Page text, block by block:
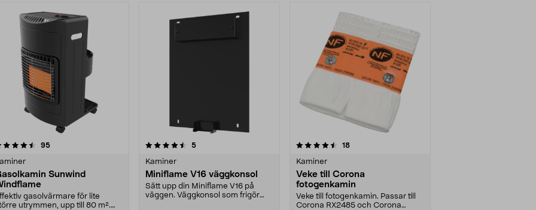
95recensioner
Sunwind
gasolvärmare för lite
utrymmen, upp till 80 m².
4.5 av 5 stjärnor 5recensioner
Kaminer
Miniflame V16 väggkonsol
Sätt upp din Miniflame V16 på
väggen. Väggkonsol som frigör
4.5 av 5 stjärnor 18recensioner
Kaminer
Veke till Corona
fotogenkamin
Veke till fotogenkamin. Passar till
Corona RX2485 och Corona